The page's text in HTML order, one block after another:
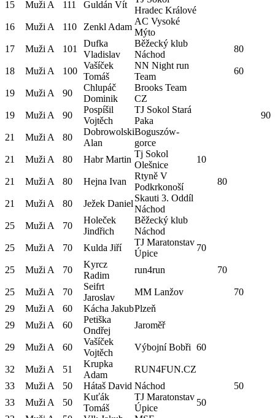
15 Muži A 111 Guldán Vít
Hradec Králové
16
Muži A 110 Zenkl Adam
AC Vysoké
Mýto
17
Muži A 101
Dufka
Vladislav
Běžecký klub
Náchod
80
18 Muži A 100
Vašíček
Tomáš
NN Night run
Team
60
19 Muži A 90
Chlupáč
Dominik
Brooks Team
CZ
19
Muži A 90
Pospíšil
Vojtěch
TJ Sokol Stará
Paka
90
21 Muži A 80
Dobrowolski
Alan
Boguszów-
gorce
21
Muži A 80 Habr Martin
Tj Sokol
Olešnice
10
21 Muži A 80 Hejna Ivan
Rtyně V
Podkrkonoší
80
21 Muži A 80 Ježek Daniel
Skauti 3. Oddíl
Náchod
25
Muži A 70
Holeček
Jindřich
Běžecký klub
Náchod
25
Muži A 70 Kulda Jiří
TJ Maratonstav
Úpice
70
25 Muži A 70
Kyrcz
Radim
run4run 70
25 Muži A 70
Seifrt
Jaroslav
MM Lanžov
70
29
Muži A 60 Kácha JakubPlzeň
29
Muži A 60
Petiška
Ondřej
Jaroměř
29 Muži A 60
Vašíček
Vojtěch
Výbojní Bobři 60
32 Muži A 51
Krupka
Adam
RUN4FUN.CZ
33
Muži A 50 Hátaš David Náchod
50
33
Muži A 50
Kuťák
Tomáš
TJ Maratonstav
Úpice
50